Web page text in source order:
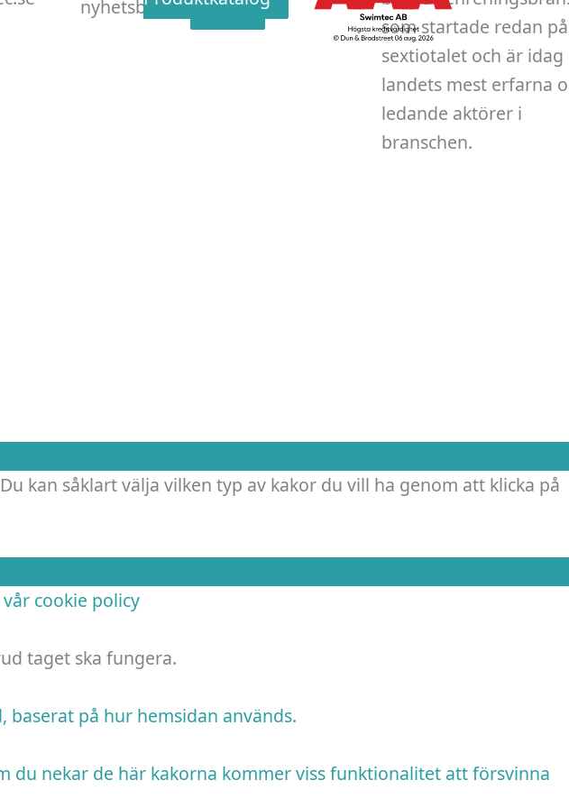
som startade redan på
sextiotalet och är idag
landets mest erfarna
ledande aktörer i
branschen.
nyhetsbrev
kan såklart välja vilken typ av kakor du vill ha genom att klicka på
vår cookie policy
taget ska fungera.
på hur hemsidan används.
du nekar de här kakorna kommer viss funktionalitet att försvinna